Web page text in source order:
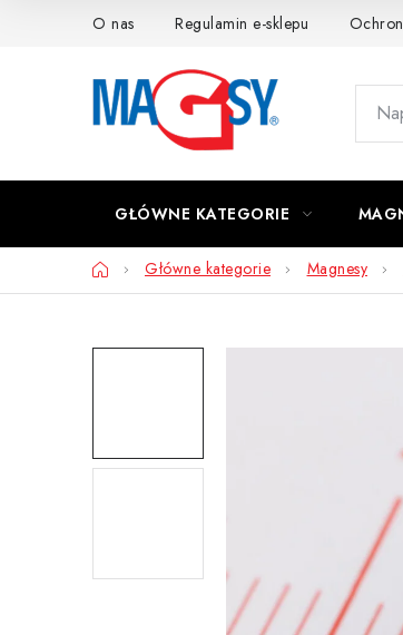
O nas Regulamin e-sklepu
GŁÓWNE KATEGORIE
HomeGłówne kategorie Magnesy